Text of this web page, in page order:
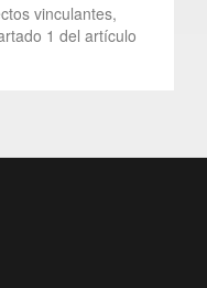
vinculantes,
1 del artículo